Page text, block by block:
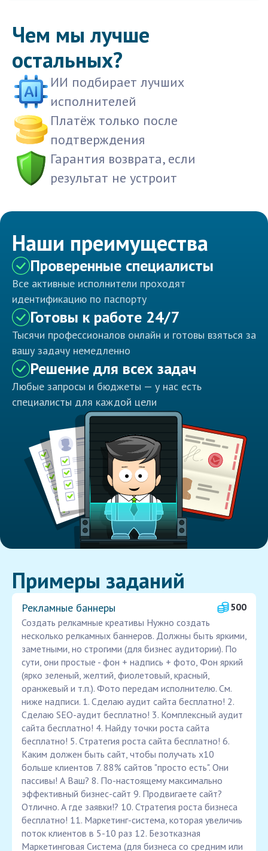
Чем мы лучше
остальных?
ИИ подбирает лучших
исполнителей
Платёж только после
подтверждения
Гарантия возврата, если
результат не устроит
Наши преимущества
Проверенные специалисты
Все активные исполнители проходят
идентификацию по паспорту
Готовы к работе 24/7
Тысячи профессионалов онлайн и готовы взяться за
вашу задачу немедленно
Решение для всех задач
Любые запросы и бюджеты — у нас есть
специалисты для каждой цели
Примеры заданий
Рекламные баннеры
500
Создать релкамные креативы Нужно создать
несколько релкамных баннеров. Должны быть яркими,
заметными, но строгими (для бизнес аудитории). По
сути, они простые - фон + надпись + фото, Фон яркий
(ярко зеленый, желтий, фиолетовый, красный,
оранжевый и т.п.). Фото передам исполнителю. См.
ниже надписи. 1. Сделаю аудит сайта бесплатно! 2.
Сделаю SEO-аудит бесплатно! 3. Комплексный аудит
сайта бесплатно! 4. Найду точки роста сайта
бесплатно! 5. Стратегия роста сайта бесплатно! 6.
Каким должен быть сайт, чтобы получать х10
больше клиентов 7. 88% сайтов "просто есть". Они
пассивы! А Ваш? 8. По-настоящему максимально
эффективный бизнес-сайт 9. Продвигаете сайт?
Отлично. А где заявки!? 10. Стратегия роста бизнеса
бесплатно! 11. Маркетинг-система, которая увеличиь
поток клиентов в 5-10 раз 12. Безотказная
Маркетинговая Система (для бизнеса со средним или